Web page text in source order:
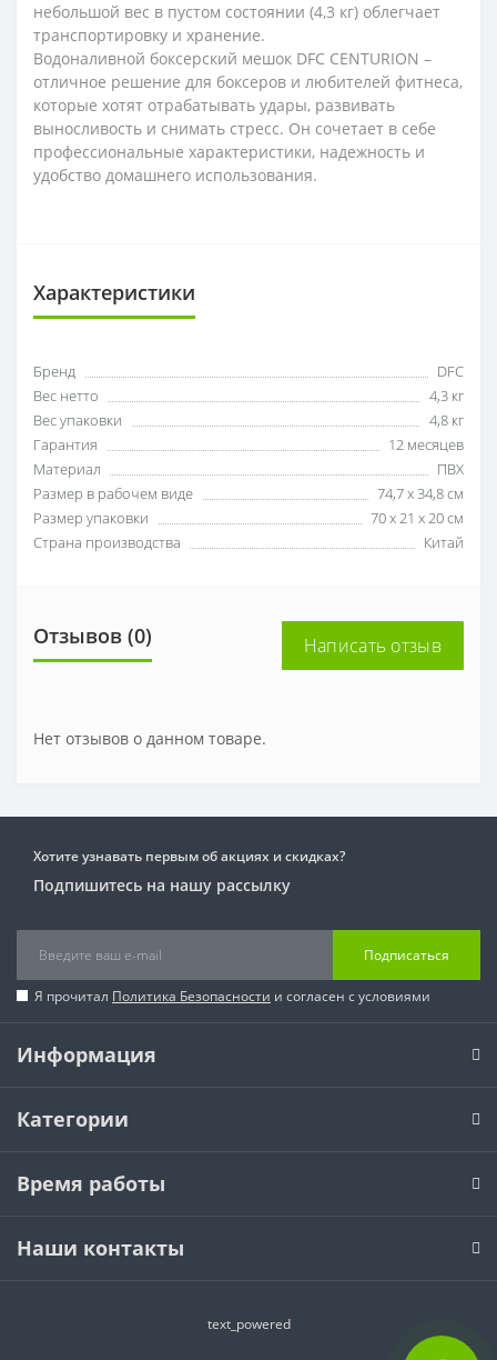
небольшой вес в пустом состоянии (4,3 кг) облегчает
транспортировку и хранение.
Водоналивной боксерский мешок DFC CENTURION –
отличное решение для боксеров и любителей фитнеса,
которые хотят отрабатывать удары, развивать
выносливость и снимать стресс. Он сочетает в себе
профессиональные характеристики, надежность и
удобство домашнего использования.
Характеристики
Бренд
DFC
Вес нетто
4,3 кг
Вес упаковки
4,8 кг
Гарантия
12 месяцев
Материал
ПВХ
Размер в рабочем виде
74,7 х 34,8 см
Размер упаковки
70 х 21 х 20 см
Страна производства
Китай
Отзывов (0) Написать отзыв
Нет отзывов о данном товаре.
Хотите узнавать первым об акциях и скидках?
Подпишитесь на нашу рассылку
Подписаться
Я прочитал Политика Безопасности и согласен с условиями
Информация
Категории
Время работы
Наши контакты
text_powered